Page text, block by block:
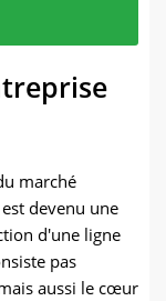
n'a aucune
clé pour
de
modèle.
simple et
une
marché
devenu une
d'une ligne
pas
aussi le cœur